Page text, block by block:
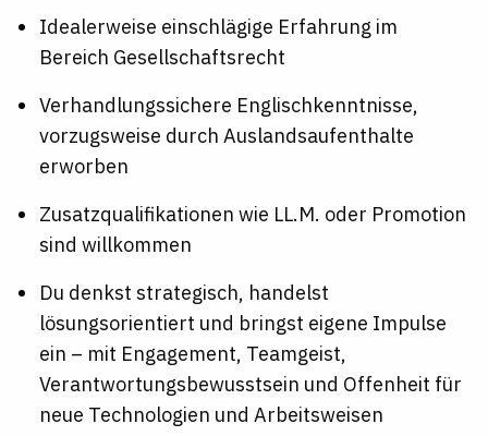
Idealerweise einschlägige Erfahrung im
Bereich Gesellschaftsrecht
Verhandlungssichere Englischkenntnisse,
vorzugsweise durch Auslandsaufenthalte
erworben
Zusatzqualifikationen wie LL.M. oder Promotion
sind willkommen
Du denkst strategisch, handelst
lösungsorientiert und bringst eigene Impulse
ein – mit Engagement, Teamgeist,
Verantwortungsbewusstsein und Offenheit für
neue Technologien und Arbeitsweisen